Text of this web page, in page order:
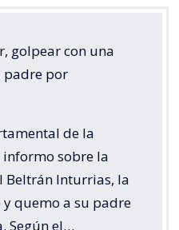
golpear con una
padre por
de la
informo sobre la
Beltrán Inturrias, la
quemo a su padre
Según el…